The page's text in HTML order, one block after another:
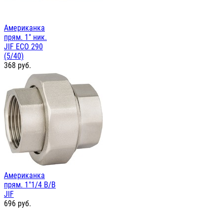
Американка
прям. 1" ник.
JIF ЕСО 290
(5/40)
368 руб.
Американка
прям. 1"1/4 В/В
JIF
696 руб.